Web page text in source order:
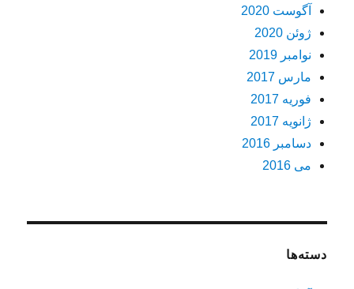
آگوست 2020
ژوئن 2020
نوامبر 2019
مارس 2017
فوریه 2017
ژانویه 2017
دسامبر 2016
می 2016
دسته‌ها